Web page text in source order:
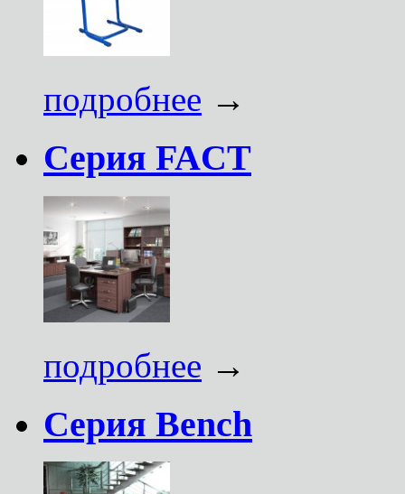
подробнее →
Серия FACT
подробнее →
Серия Bench